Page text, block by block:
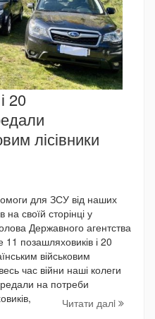
20
лісівники
для ЗСУ від наших
своїй сторінці у
Державного агентства
11 позашляховиків і 20
військовим
час війни наші колеги
на потреби
Читати далi